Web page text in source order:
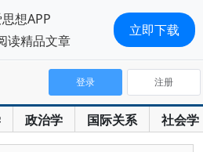
政治学 国际关系 社会学
登录 注册
想APP
读精品文章
立即下载